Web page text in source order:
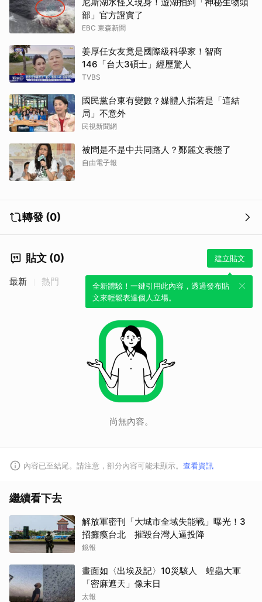
尼斯湖水怪又現身！遊湖拍到「神秘生物頭
部」官方證實了
EBC 東森新聞
姜厚任女友竟是國際級科學家！智商
146「台大3碩士」經歷驚人
TVBS
國民黨台東有變數？媒體人指若是「這結
局」不意外
民視新聞網
被問是不是中共同路人？鄭麗文表態了
自由電子報
轉發 (0)
貼文 (0) 建立貼文
全新體驗！一鍵引用此內容，透過發布貼
文來輕鬆表達個人立場。
最新 熱門
尚無內容。
內容已至結尾。請注意，部分內容可能未顯示。 查看資訊
繼續看下去
解放軍密刊「大城市全域失能戰」曝光！3
招癱瘓台北 摧毀台灣人逼投降
鏡報
畫面如〈出埃及記〉10災駭人 蝗蟲大軍
「密麻遮天」像末日
太報